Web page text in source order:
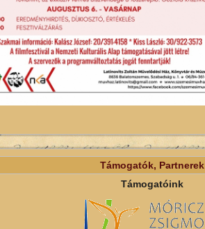
Támogatók, Partnerek
Támogatóink